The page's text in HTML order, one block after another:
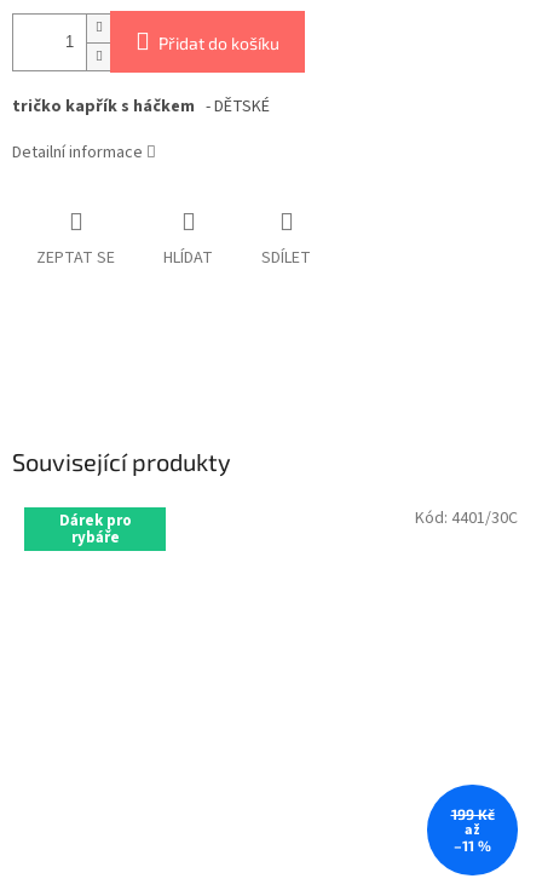
Přidat do košíku
tričko kapřík s háčkem - DĚTSKÉ
Detailní informace
ZEPTAT SE HLÍDAT SDÍLET
Související produkty
Dárek pro
rybáře
199 Kč
až
–11 %
Kód: 4401/30C